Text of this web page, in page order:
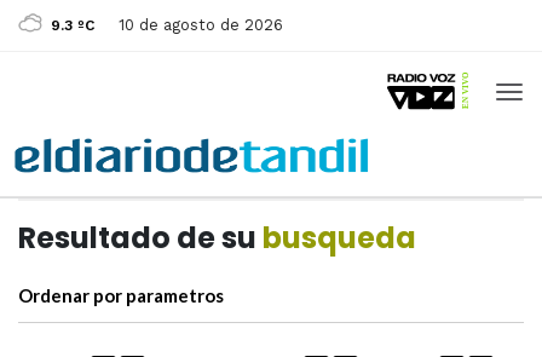
9.3 ºC 10 de agosto de 2026
Resultado de su busqueda
Ordenar por parametros